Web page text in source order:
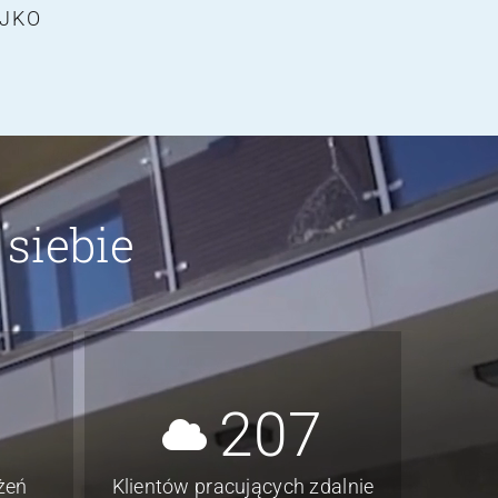
207
Klientów pracujących zdalnie